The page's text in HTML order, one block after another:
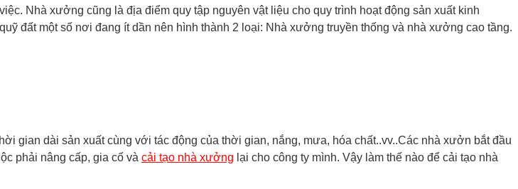
Nhà xưởng cũng là địa điểm quy tập nguyên vật liệu cho quy trình hoạt động sản xuất kinh
đất một số nơi đang ít dần nên hình thành 2 loại: Nhà xưởng truyền thống và nhà xưởng cao tầng.
gian dài sản xuất cùng với tác động của thời gian, nắng, mưa, hóa chất..vv..Các nhà xưởn bắt đầu
phải nâng cấp, gia cố và cải tạo nhà xưởng lại cho công ty mình. Vậy làm thế nào để cải tạo nhà